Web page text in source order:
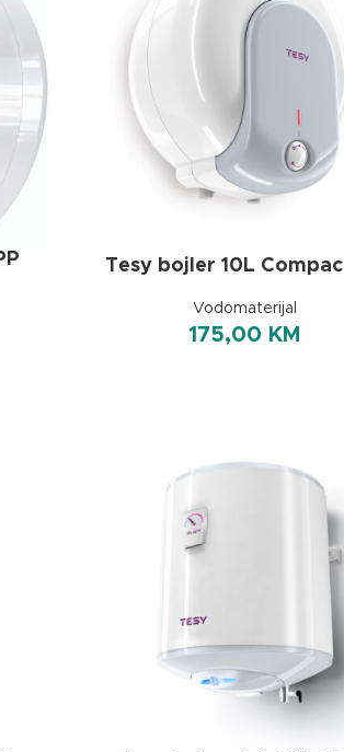
Tesy bojler 10L
Vodomaterijal
175,00 KM